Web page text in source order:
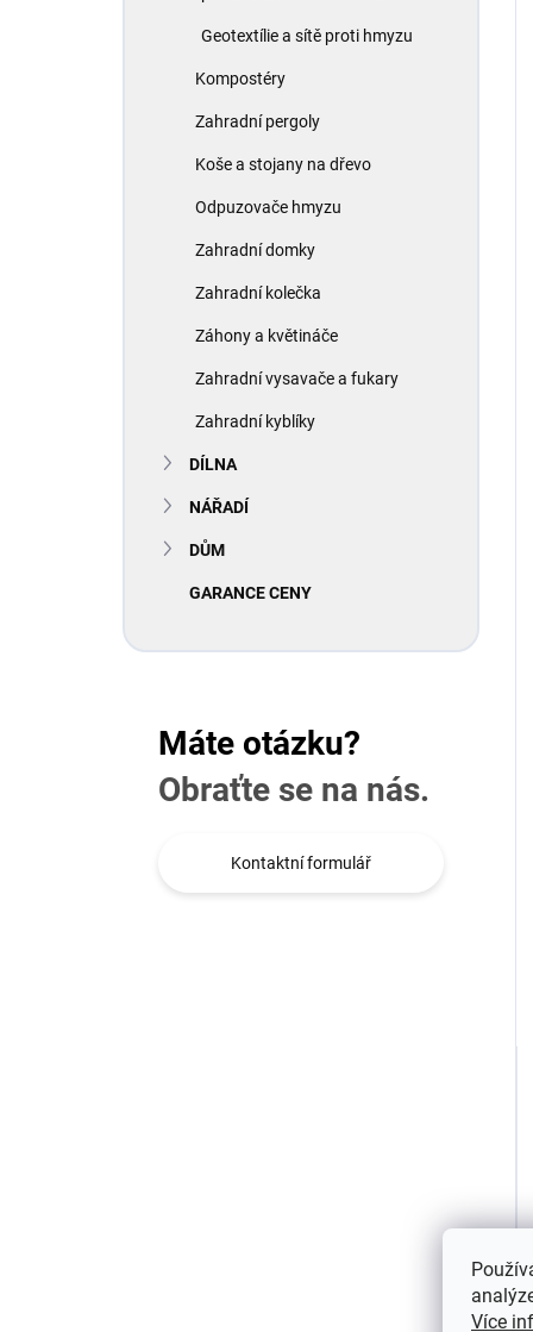
Více
Geotextílie a sítě proti hmyzu
Kompostéry
Zahradní pergoly
Koše a stojany na dřevo
Odpuzovače hmyzu
Zahradní domky
Zahradní kolečka
Záhony a květináče
Zahradní vysavače a fukary
Zahradní kyblíky
DÍLNA
NÁŘADÍ
DŮM
GARANCE CENY
Máte otázku?
Obraťte se na nás.
Kontaktní formulář